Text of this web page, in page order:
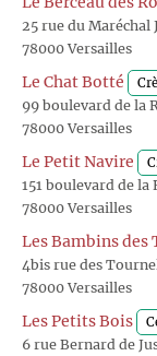
25 rue du Maréchal
78000 Versailles
Le Chat Botté
99 boulevard de la
78000 Versailles
Le Petit Navire
151 boulevard de la
78000 Versailles
Les Bambins des
4bis rue des
78000 Versailles
Les Petits Bois
6 rue Bernard de